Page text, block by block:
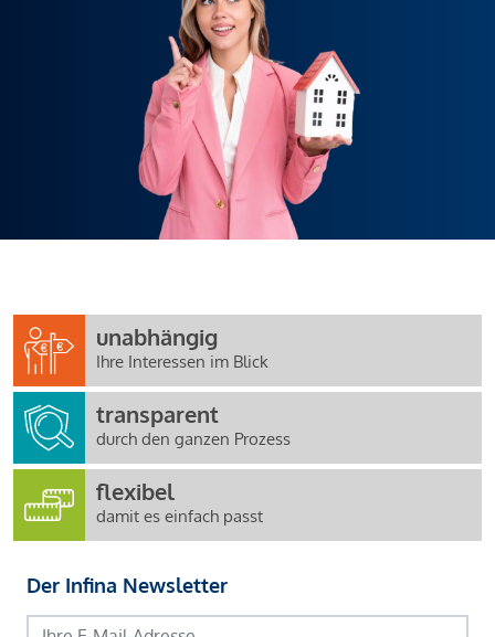
unabhängig
Ihre Interessen im Blick
transparent
durch den ganzen Prozess
flexibel
damit es einfach passt
Der Infina Newsletter